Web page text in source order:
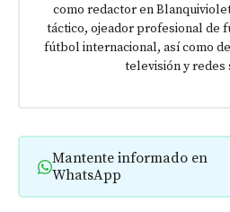
como redactor en
táctico, ojeador profesional de
fútbol internacional, así como
televisión y redes
Mantente informado en
WhatsApp